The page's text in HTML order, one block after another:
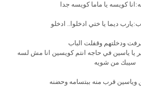
كويسه يا ماما كويسه جدا
ديما يا ختي ادخلوا.. ادخلو
مرفت ودخلتهم وقفلت الباب
يا ياسين في حاجه انتم كويسين انا مش لسه
سيبك من شويه
وياسين قرب منه ببتسامه وحضنه